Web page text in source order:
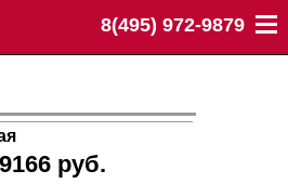
8(495) 972-9879
руб.